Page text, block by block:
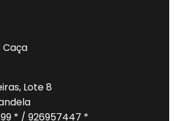
Lote 8
* / 926957447 *